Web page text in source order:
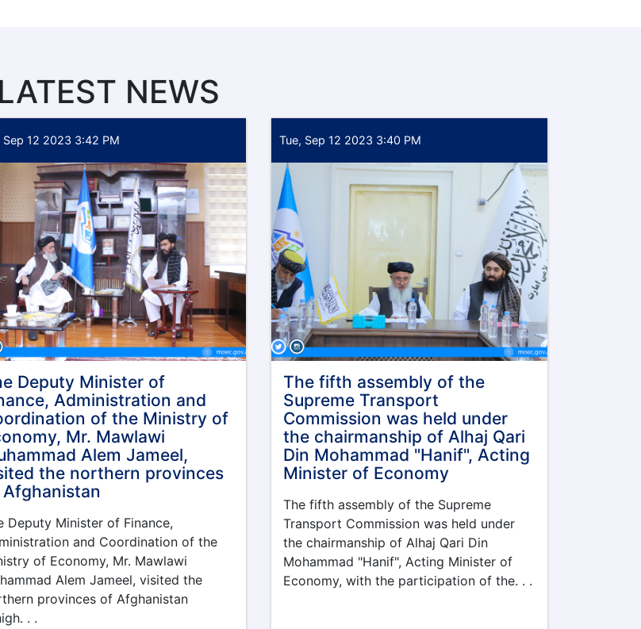
LATEST NEWS
Sep 12 2023 3:42 PM
Deputy Minister of
Administration and
of the Ministry of
Mr. Mawlawi
Alem Jameel,
the northern provinces
Deputy Minister of Finance,
and Coordination of the
of Economy, Mr. Mawlawi
Alem Jameel, visited the
provinces of Afghanistan
. .
Tue, Sep 12 2023 3:40 PM
The fifth assembly of the
Supreme Transport
Commission was held under
the chairmanship of Alhaj Qari
Din Mohammad "Hanif", Acting
Minister of Economy
The fifth assembly of the Supreme
Transport Commission was held under
the chairmanship of Alhaj Qari Din
Mohammad "Hanif", Acting Minister of
Economy, with the participation of the. . .